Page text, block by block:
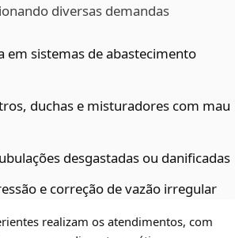
diversas demandas
em sistemas de abastecimento
duchas e misturadores com mau
desgastadas ou danificadas
e correção de vazão irregular
realizam os atendimentos, com